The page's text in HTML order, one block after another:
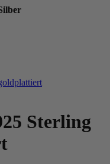
Sterling